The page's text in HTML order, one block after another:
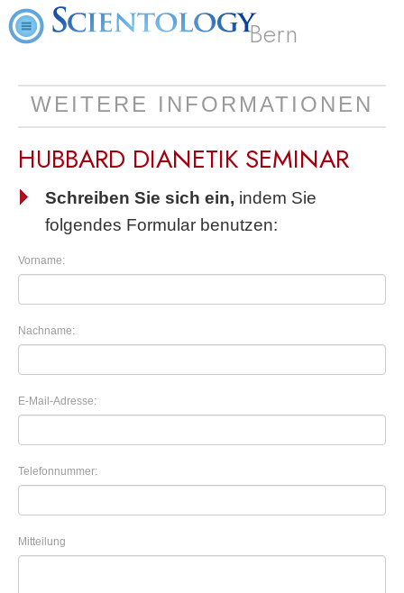
Bern
WEITERE INFORMATIONEN
HUBBARD DIANETIK SEMINAR
Schreiben Sie sich ein, indem Sie
folgendes Formular benutzen:
Vorname:
Nachname:
E-Mail-Adresse:
Telefonnummer:
Mitteilung